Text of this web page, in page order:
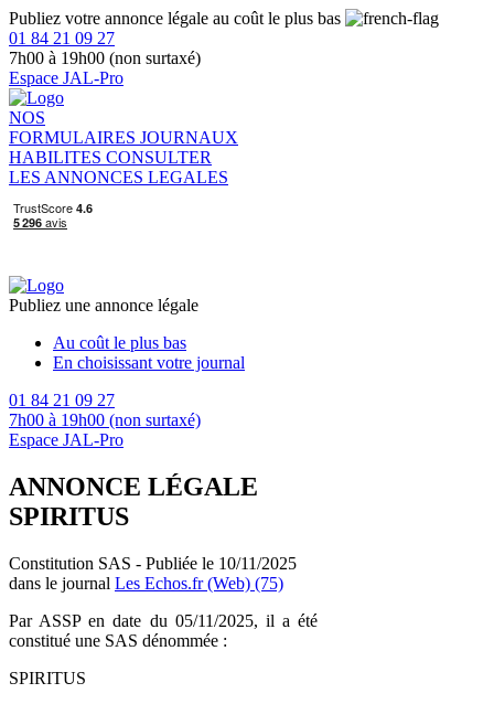
Publiez votre annonce légale au coût le plus bas
01 84 21 09 27
7h00 à 19h00 (non surtaxé)
Espace JAL-Pro
NOS
FORMULAIRES JOURNAUX
HABILITES CONSULTER
LES ANNONCES LEGALES
Publiez une annonce légale
Au coût le plus bas
En choisissant votre journal
01 84 21 09 27
7h00 à 19h00 (non surtaxé)
Espace JAL-Pro
ANNONCE LÉGALE
SPIRITUS
Constitution SAS - Publiée le 10/11/2025
dans le journal Les Echos.fr (Web) (75)
Par ASSP en date du 05/11/2025, il a été
constitué une SAS dénommée :
SPIRITUS